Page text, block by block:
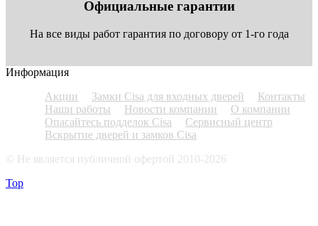
Официальные гарантии
На все виды работ гарантия по договору от 1-го года
Информация
Акции
Замки Cisa для входных дверей
Контакты
Наши работы
Новости компании
О компании
Опасайтесь подделок Cisa
Сервисный центр
Вскрытие дверей и замков Cisa
© Не является публичной офертой 2010-2026
Top